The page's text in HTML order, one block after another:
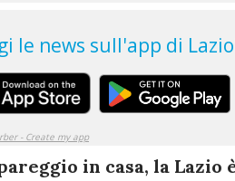
in casa, la